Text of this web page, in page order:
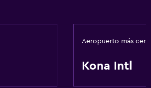
Aeropuerto más
Kona Intl